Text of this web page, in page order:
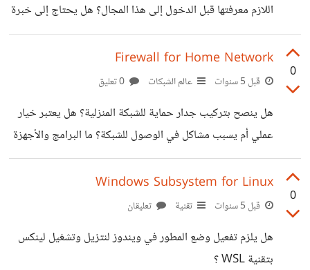
اللازم معرفتها قبل الدخول إلى هذا المجال؟ هل يحتاج إلى خبرة
في علوم الحاسوب ولغات البرمجة؟ وهل يختص بلغة معينة أم
أحتاج لعدة لغات؟ هل من مصادر ينصح بها من كتب ودورات
ومقالات باللغة العربية و الإنجليزية؟ وشكرا
0
Firewall for Home Network
قبل 5 سنوات عالم الشبكات
هل ينصح بتركيب جدار حماية للشبكة المنزلية؟ هل يعتبر خيار
عملي أم يسبب مشاكل في الوصول للشبكة؟ ما البرامج والأجهزة
التي ينصح بها software and hardware ؟
0
Windows Subsystem for Linux
قبل 5 سنوات تقنية تعليقان
هل يلزم تفعيل وضع المطور في ويندوز لنتزيل وتشغيل لينكس
بتقنية WSL ؟